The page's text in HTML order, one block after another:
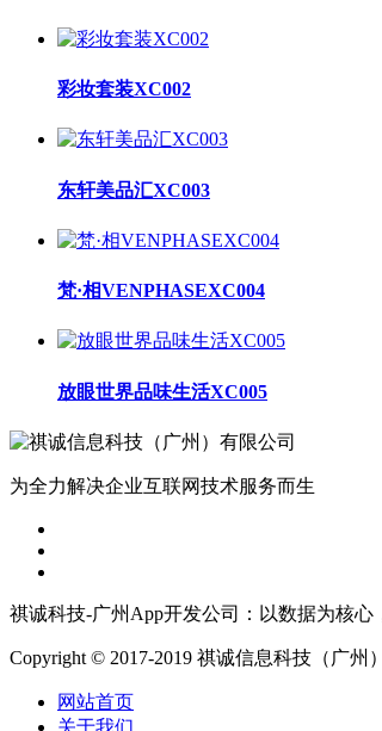
彩妆套装XC002
东轩美品汇XC003
梵·相VENPHASEXC004
放眼世界品味生活XC005
为全力解决企业互联网技术服务而生
祺诚科技-广州App开发公司：以数据为核
Copyright © 2017-2019 祺诚信息科技（广州
网站首页
关于我们